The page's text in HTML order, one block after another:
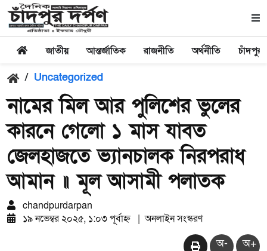
জাতীয় আন্তর্জাতিক রাজনীতি অর্থনীতি চাঁদপুর
/ Uncategorized
নামের মিল আর পুলিশের ভুলের
কারনে গেলো ১ মাস যাবত
জেলহাজতে ভ্যানচালক নিরপরাধ
আমান ॥ মূল আসামী পলাতক
chandpurdarpan
১৯ নভেম্বর ২০২৫, ১:০৩ পূর্বাহ্ন | অনলাইন সংস্করণ
অ- অ+